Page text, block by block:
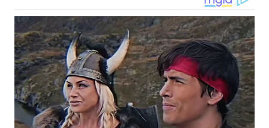
WN DELI
SERDANG
WN
TEBING
TINGGI
WN